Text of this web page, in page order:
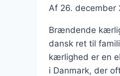
Af 26. december
Brændende
dansk ret til
kærlighed er en
i Danmark, der